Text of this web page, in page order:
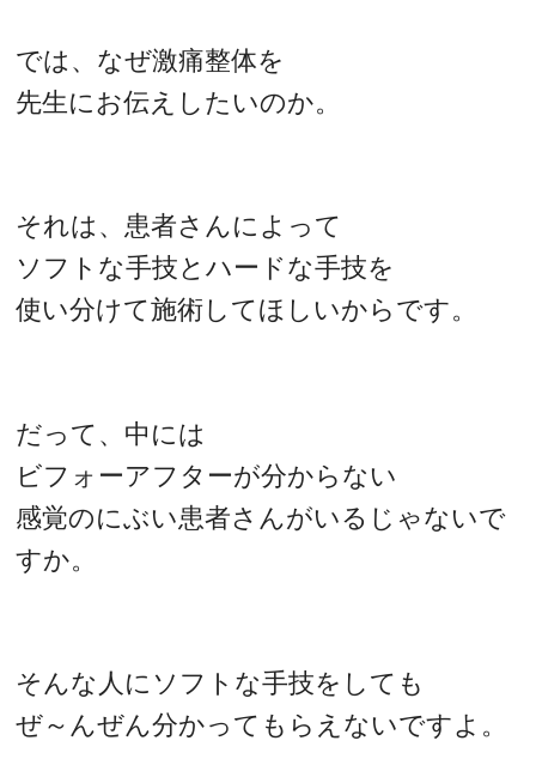
では、なぜ激痛整体を
先生にお伝えしたいのか。
それは、患者さんによって
ソフトな手技とハードな手技を
使い分けて施術してほしいからです。
だって、中には
ビフォーアフターが分からない
感覚のにぶい患者さんがいるじゃないで
すか。
そんな人にソフトな手技をしても
ぜ～んぜん分かってもらえないですよ。